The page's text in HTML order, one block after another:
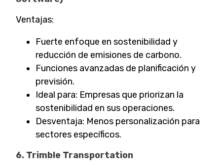
Ventajas:
Fuerte enfoque en sostenibilidad y
reducción de emisiones de carbono.
Funciones avanzadas de planificación y
previsión.
Ideal para: Empresas que priorizan la
sostenibilidad en sus operaciones.
Desventaja: Menos personalización para
sectores específicos.
6. Trimble Transportation